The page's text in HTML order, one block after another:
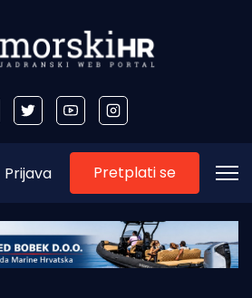
Prijava Pretplati se